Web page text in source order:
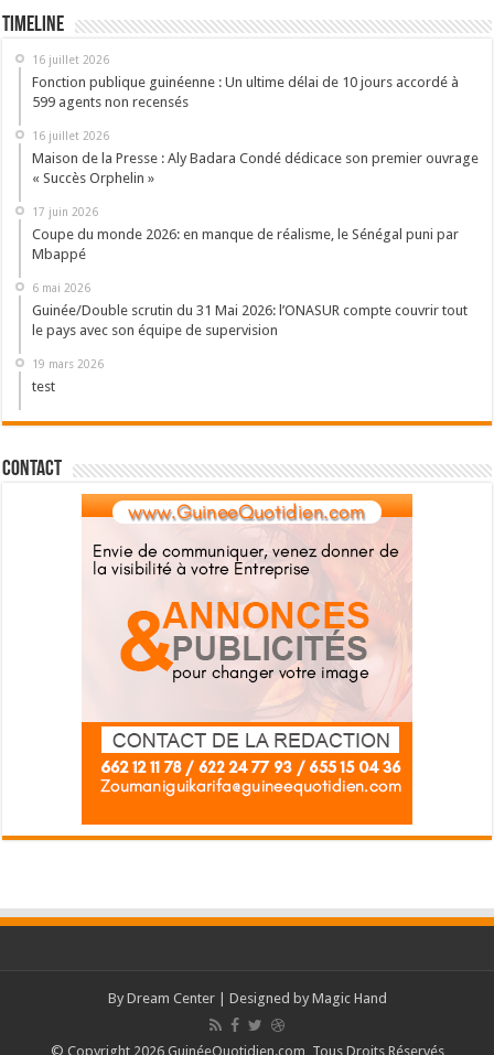
Timeline
16 juillet 2026
Fonction publique guinéenne : Un ultime délai de 10 jours accordé à
599 agents non recensés
16 juillet 2026
Maison de la Presse : Aly Badara Condé dédicace son premier ouvrage
« Succès Orphelin »
17 juin 2026
Coupe du monde 2026: en manque de réalisme, le Sénégal puni par
Mbappé
6 mai 2026
Guinée/Double scrutin du 31 Mai 2026: l’ONASUR compte couvrir tout
le pays avec son équipe de supervision
19 mars 2026
test
Contact
By Dream Center| Designed by Magic Hand
© Copyright 2026 GuinéeQuotidien.com, Tous Droits Réservés